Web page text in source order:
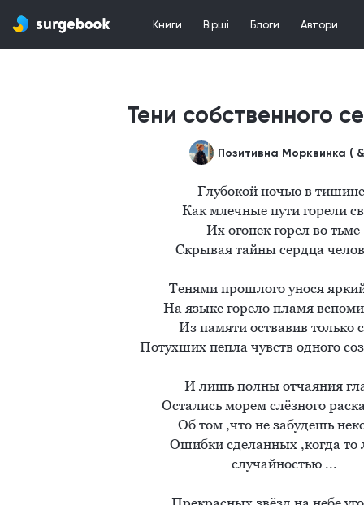
Книги Вірші Блоги Автори
Тени собственного
Глубокой ночью в
Как млечные пути горели
Их огонек горел во тьме
Скрывая тайны сердца
Тенями прошлого унося
На языке горело пламя
Из памяти оствавив только
Потухших пепла чувств одного
И лишь полны отчаяния
Остались морем слёзного
Об том ,что не забудешь
Ошибки сделанных ,когда то
случайностью ...